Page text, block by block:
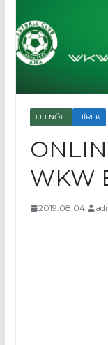
FELNŐTT HÍREK
WKW
2019.08.04.